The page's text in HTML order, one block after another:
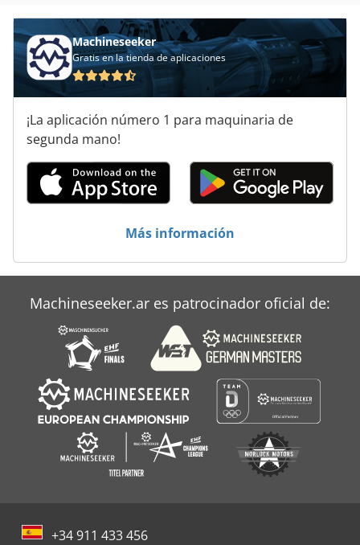
Machineseeker
Gratis en la tienda de aplicaciones
¡La aplicación número 1 para maquinaria de
segunda mano!
Más información
Machineseeker.ar es patrocinador oficial de:
+34 911 433 456